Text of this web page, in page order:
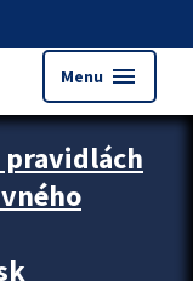
Menu menu
pravidlách